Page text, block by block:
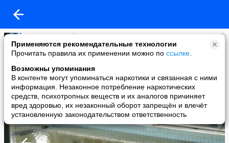
Применяются рекомендательные технологии
Прочитать правила их применении можно по ссылке
Возможны упоминания
В контенте могут упоминаться наркотики и связанная с ними
информация. Незаконное потребление наркотических
средств, психотропных веществ и их аналогов причиняет
вред здоровью, их незаконный оборот запрещён и влечёт
установленную законодательством ответственность
Марьям Губайдуллина
added a photo
23 Aug в 08:48